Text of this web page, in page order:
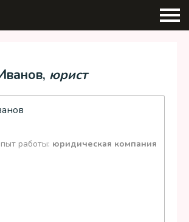
юрист
работы: юридическая компания